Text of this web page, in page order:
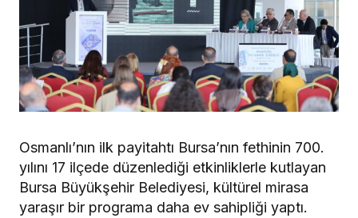
Osmanlı’nın ilk payitahtı Bursa’nın fethinin 700.
yılını 17 ilçede düzenlediği etkinliklerle kutlayan
Bursa Büyükşehir Belediyesi, kültürel mirasa
yaraşır bir programa daha ev sahipliği yaptı.